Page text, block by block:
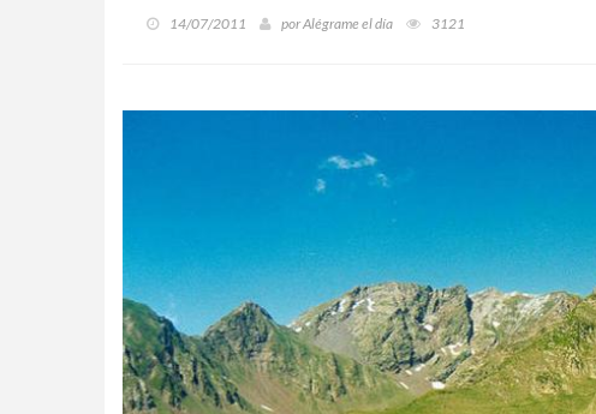
14/07/2011 porAlégrame el día 3121